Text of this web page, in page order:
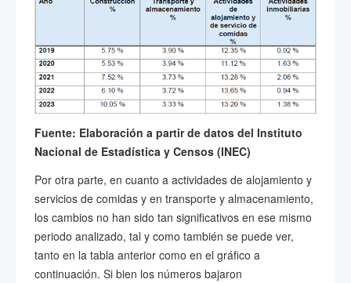
Fuente: Elaboración a partir de datos del Instituto
Nacional de Estadística y Censos (INEC)
Por otra parte, en cuanto a actividades de alojamiento y
servicios de comidas y en transporte y almacenamiento,
los cambios no han sido tan significativos en ese mismo
periodo analizado, tal y como también se puede ver,
tanto en la tabla anterior como en el gráfico a
continuación. Si bien los números bajaron